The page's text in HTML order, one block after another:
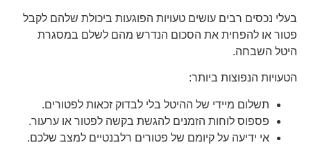
בעלי נכסים רבים עושים טעויות הפוגעות ביכולת שלהם לקבל
פטור או להפחית את הסכום הנדרש מהם לשלם במסגרת
היטל השבחה.
הטעויות הנפוצות ביותר:
תשלום מיידי של ההיטל בלי לבדוק זכאות לפטורים.
פספוס לוחות הזמנים להגשת בקשה לפטור או ערעור.
אי ידיעה על קיומם של פטורים רלבנטיים למצב שלכם.